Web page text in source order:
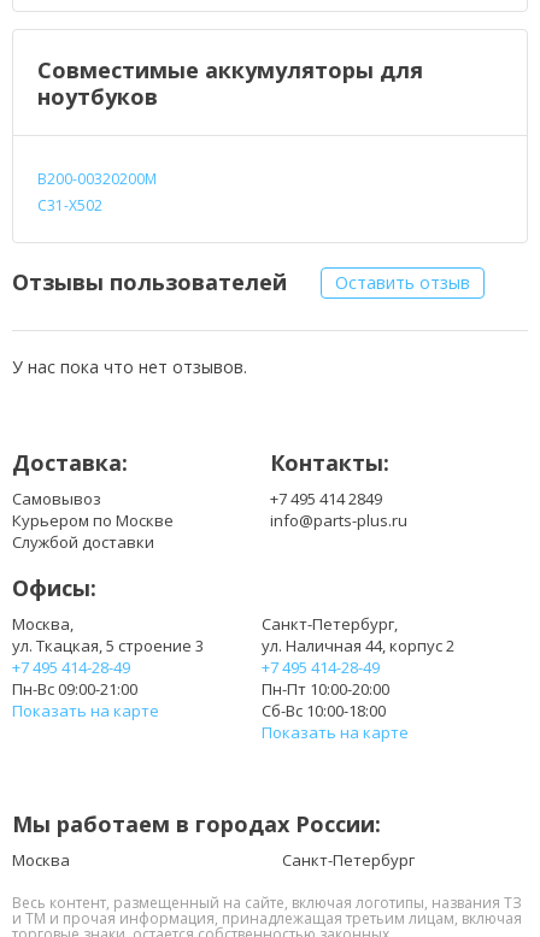
Совместимые аккумуляторы для
ноутбуков
B200-00320200M
C31-X502
Отзывы пользователей Оставить отзыв
У нас пока что нет отзывов.
Доставка:
Самовывоз
Курьером по Москве
Службой доставки
Контакты:
+7 495 414 2849
info@parts-plus.ru
Офисы:
Москва,
ул. Ткацкая, 5 строение 3
+7 495 414-28-49
Пн-Вс 09:00-21:00
Показать на карте
Санкт-Петербург,
ул. Наличная 44, корпус 2
+7 495 414-28-49
Пн-Пт 10:00-20:00
Сб-Вс 10:00-18:00
Показать на карте
Мы работаем в городах России:
Москва Санкт-Петербург
Весь контент, размещенный на сайте, включая логотипы, названия ТЗ
и ТМ и прочая информация, принадлежащая третьим лицам, включая